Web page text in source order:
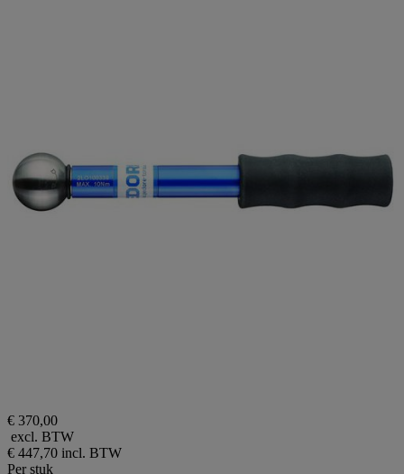
€ 370,00
excl. BTW
€ 447,70 incl. BTW
Per stuk